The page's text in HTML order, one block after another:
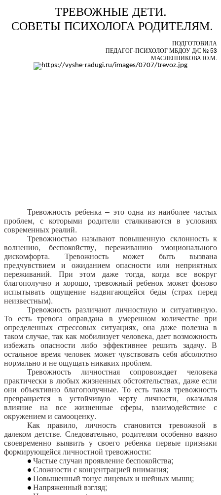
ТРЕВОЖНЫЕ ДЕТИ.
СОВЕТЫ ПСИХОЛОГА РОДИТЕЛЯМ.
ПОДГОТОВИЛА
ПЕДАГОГ-ПСИХОЛОГ МБДОУ Д/С № 53
МАСЛЕННИКОВА Ю.М.
Тревожность ребенка – это одна из наиболее частых
проблем, с которыми родители сталкиваются в условиях
современных реалий.
Тревожностью называют повышенную склонность к
волнению, беспокойству, переживанию эмоционального
дискомфорта. Тревожность может быть вызвана
предчувствием и ожиданием опасности или неприятных
переживаний. При этом даже тогда, когда все вокруг
благополучно и хорошо, тревожный ребенок может фоново
испытывать ощущение надвигающейся беды (страх перед
неизвестным).
Тревожность различают личностную и ситуативную.
То есть тревога оправдана в умеренном количестве при
определенных стрессовых ситуациях, она даже полезна в
таком случае, так как мобилизует человека, дает возможность
избежать опасности либо эффективнее решить задачу. В
остальное время человек может чувствовать себя абсолютно
нормально и не ощущать никаких проблем.
Тревожность личностная сопровождает человека
практически в любых жизненных обстоятельствах, даже если
они объективно благополучные. То есть такая тревожность
превращается в устойчивую черту личности, оказывая
влияние на все жизненные сферы, взаимодействие с
окружением и самооценку.
Как правило, личность становится тревожной в
далеком детстве. Следовательно, родителям особенно важно
своевременно выявить у своего ребенка первые признаки
формирующейся личностной тревожности:
Частые случаи проявление беспокойства;
Сложности с концентрацией внимания;
Повышенный тонус лицевых и шейных мышц;
Напряженный взгляд;